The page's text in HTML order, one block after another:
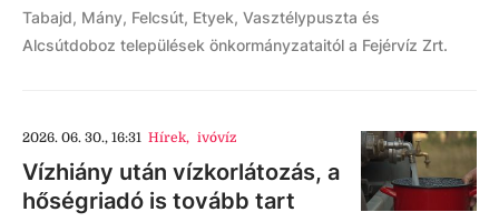
Tabajd, Mány, Felcsút, Etyek, Vasztélypuszta és
Alcsútdoboz települések önkormányzataitól a Fejérvíz Zrt.
2026. 06. 30., 16:31 Hírek, ivóvíz
Vízhiány után vízkorlátozás, a
hőségriadó is tovább tart